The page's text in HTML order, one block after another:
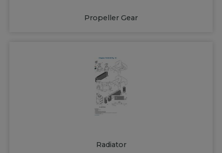
Propeller Gear
Radiator